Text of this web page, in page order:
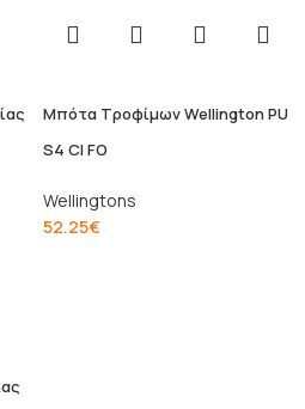
Μπότα Τροφίμων Wellington PU
S4 CI FO
Wellingtons
52.25€